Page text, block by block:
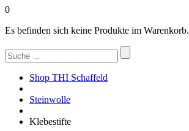
0
Es befinden sich keine Produkte im Warenkorb.
Suchen
nach:
Shop THI Schaffeld
Steinwolle
Klebestifte